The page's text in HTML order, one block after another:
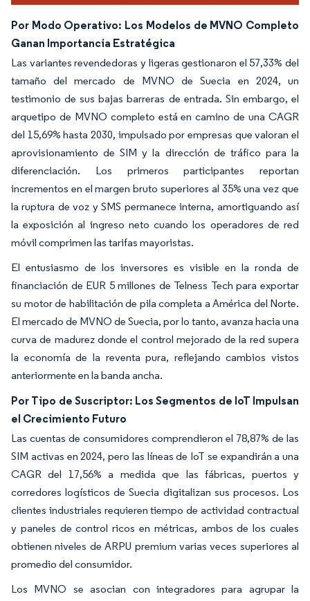
Por Modo Operativo: Los Modelos de MVNO Completo
Ganan Importancia Estratégica
Las variantes revendedoras y ligeras gestionaron el 57,33% del
tamaño del mercado de MVNO de Suecia en 2024, un
testimonio de sus bajas barreras de entrada. Sin embargo, el
arquetipo de MVNO completo está en camino de una CAGR
del 15,69% hasta 2030, impulsado por empresas que valoran el
aprovisionamiento de SIM y la dirección de tráfico para la
diferenciación. Los primeros participantes reportan
incrementos en el margen bruto superiores al 35% una vez que
la ruptura de voz y SMS permanece interna, amortiguando así
la exposición al ingreso neto cuando los operadores de red
móvil comprimen las tarifas mayoristas.
El entusiasmo de los inversores es visible en la ronda de
financiación de EUR 5 millones de Telness Tech para exportar
su motor de habilitación de pila completa a América del Norte.
El mercado de MVNO de Suecia, por lo tanto, avanza hacia una
curva de madurez donde el control mejorado de la red supera
la economía de la reventa pura, reflejando cambios vistos
anteriormente en la banda ancha.
Por Tipo de Suscriptor: Los Segmentos de IoT Impulsan
el Crecimiento Futuro
Las cuentas de consumidores comprendieron el 78,87% de las
SIM activas en 2024, pero las líneas de IoT se expandirán a una
CAGR del 17,56% a medida que las fábricas, puertos y
corredores logísticos de Suecia digitalizan sus procesos. Los
clientes industriales requieren tiempo de actividad contractual
y paneles de control ricos en métricas, ambos de los cuales
obtienen niveles de ARPU premium varias veces superiores al
promedio del consumidor.
Los MVNO se asocian con integradores para agrupar la